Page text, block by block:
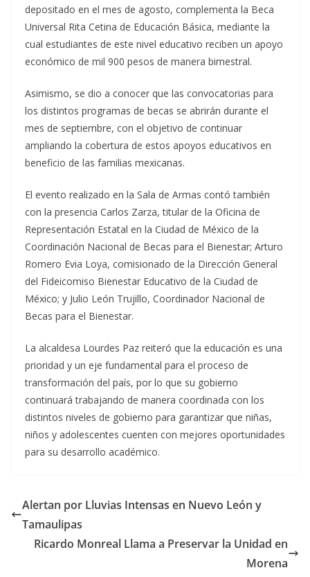
depositado en el mes de agosto, complementa la Beca
Universal Rita Cetina de Educación Básica, mediante la
cual estudiantes de este nivel educativo reciben un apoyo
económico de mil 900 pesos de manera bimestral.
Asimismo, se dio a conocer que las convocatorias para
los distintos programas de becas se abrirán durante el
mes de septiembre, con el objetivo de continuar
ampliando la cobertura de estos apoyos educativos en
beneficio de las familias mexicanas.
El evento realizado en la Sala de Armas contó también
con la presencia Carlos Zarza, titular de la Oficina de
Representación Estatal en la Ciudad de México de la
Coordinación Nacional de Becas para el Bienestar; Arturo
Romero Evia Loya, comisionado de la Dirección General
del Fideicomiso Bienestar Educativo de la Ciudad de
México; y Julio León Trujillo, Coordinador Nacional de
Becas para el Bienestar.
La alcaldesa Lourdes Paz reiteró que la educación es una
prioridad y un eje fundamental para el proceso de
transformación del país, por lo que su gobierno
continuará trabajando de manera coordinada con los
distintos niveles de gobierno para garantizar que niñas,
niños y adolescentes cuenten con mejores oportunidades
para su desarrollo académico.
Alertan por Lluvias Intensas en Nuevo León y
Tamaulipas
Ricardo Monreal Llama a Preservar la Unidad en
Morena